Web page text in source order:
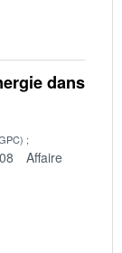
dans
Affaire